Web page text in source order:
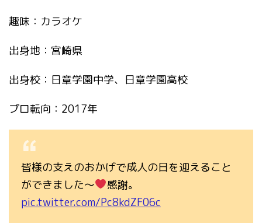
趣味：カラオケ
出身地：宮崎県
出身校：日章学園中学、日章学園高校
プロ転向：2017年
皆様の支えのおかげで成人の日を迎えること
ができました〜
感謝。
pic.twitter.com/Pc8kdZF06c